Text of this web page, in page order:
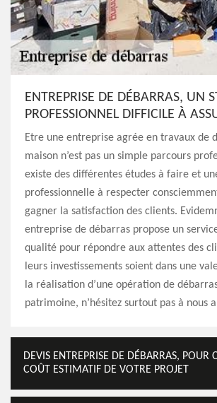
ENTREPRISE DE DÉBARRAS, UN
PROFESSIONNEL DIFFICILE À
Etre une entreprise agrée en travaux de
maison n’est pas un simple parcours
existe des différentes études à faire et
professionnelle à respecter
gagner la satisfaction des clients.
entreprise de débarras propose un
qualité pour répondre aux attentes des
leurs investissements soient dans une
la réalisation d’une opération de
patrimoine, n’hésitez surtout pas à nous
DEVIS ENTREPRISE DE DÉBARRAS, POUR
COÛT ESTIMATIF DE VOTRE PROJET